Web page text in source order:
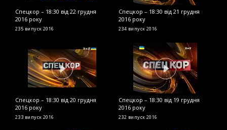
Спецкор – 18:30 від 22 грудня
2016 року
235 випуск 2016
Спецкор – 18:30 від 21 грудня
2016 року
234 випуск 2016
Спецкор – 18:30 від 20 грудня
2016 року
233 випуск 2016
Спецкор – 18:30 від 19 грудня
2016 року
232 випуск 2016